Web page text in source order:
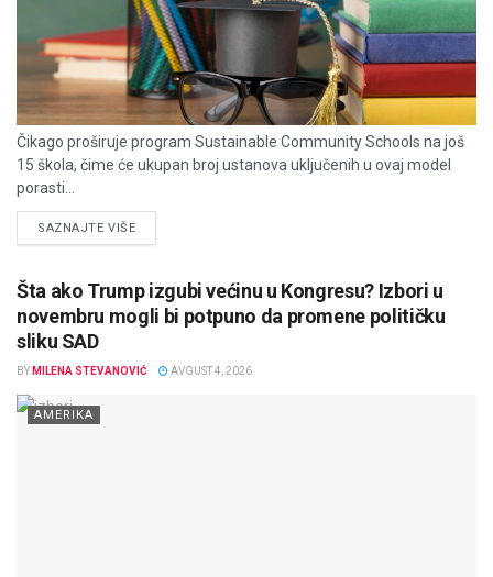
Čikago proširuje program Sustainable Community Schools na još
15 škola, čime će ukupan broj ustanova uključenih u ovaj model
porasti...
SAZNAJTE VIŠEDETAILS
Šta ako Trump izgubi većinu u Kongresu? Izbori u
novembru mogli bi potpuno da promene političku
sliku SAD
BY MILENA STEVANOVIĆ AVGUST 4, 2026
AMERIKA